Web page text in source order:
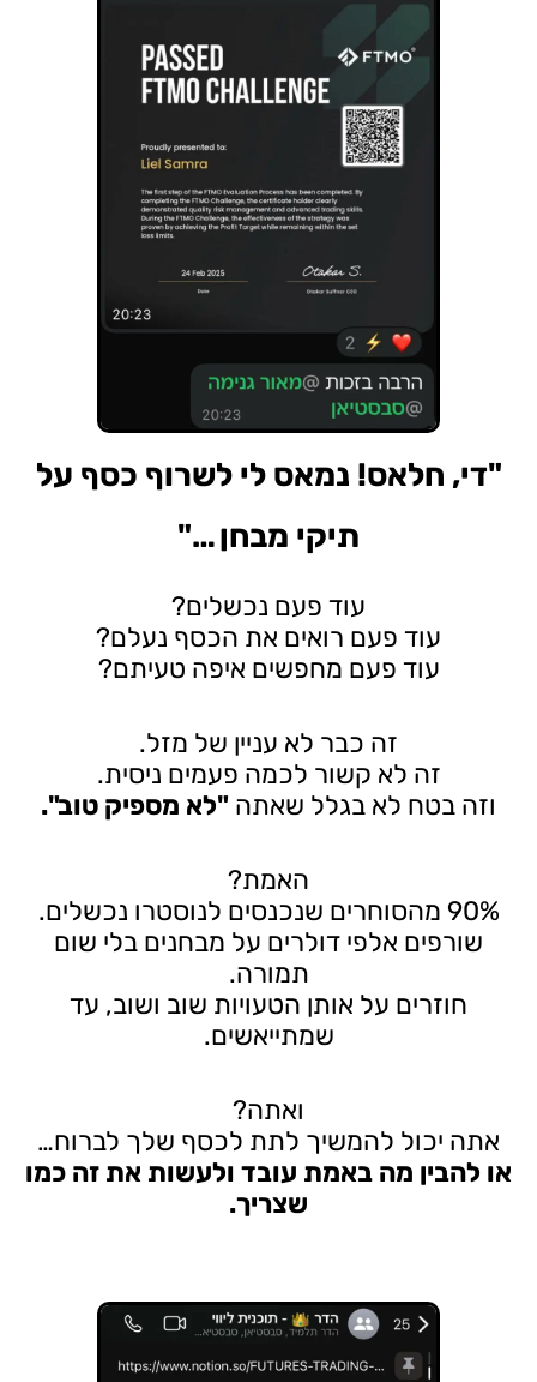
"די, חלאס! נמאס לי לשרוף כסף על
תיקי מבחן …"
עוד פעם נכשלים?
עוד פעם רואים את הכסף נעלם?
עוד פעם מחפשים איפה טעיתם?
זה כבר לא עניין של מזל.
זה לא קשור לכמה פעמים ניסית.
וזה בטח לא בגלל שאתה "לא מספיק טוב".
האמת?
90% מהסוחרים שנכנסים לנוסטרו נכשלים.
שורפים אלפי דולרים על מבחנים בלי שום
תמורה.
חוזרים על אותן הטעויות שוב ושוב, עד
שמתייאשים.
ואתה?
אתה יכול להמשיך לתת לכסף שלך לברוח…
או להבין מה באמת עובד ולעשות את זה כמו
שצריך.